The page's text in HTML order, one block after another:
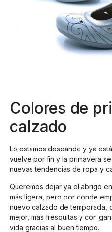
Colores de
calzado
Lo estamos deseando y ya
vuelve por fin y la primavera
nuevas tendencias de ropa y
Queremos dejar ya el abrigo
más ligera, pero por donde
nuevo calzado de temporada,
mejor, más fresquitas y con
vida gracias al buen tiempo.